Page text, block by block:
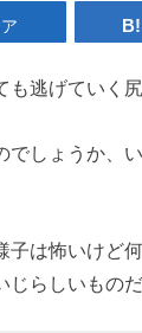
も逃げていく
でしょうか、
子は怖いけど
じらしいもの